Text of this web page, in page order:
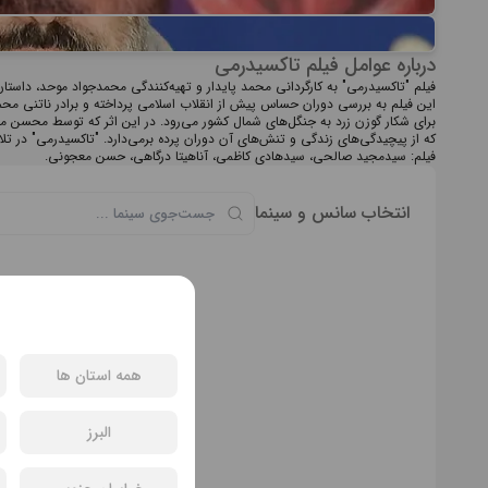
همه استان ها
البرز
درباره عوامل فیلم تاکسیدرمی
فیلم "تاکسیدرمی" به کارگردانی محمد پایدار و تهیه‌کنندگی محمدجواد موحد،
این فیلم به بررسی دوران حساس پیش از انقلاب اسلامی پرداخته و برادر
برای شکار گوزن زرد به جنگل‌های شمال کشور می‌رود. در این اثر که توسط محسن
که از پیچیدگی‌های زندگی و تنش‌های آن دوران پرده برمی‌دارد. "تاکسیدرمی" در
فیلم: سیدمجید صالحی، سیدهادی کاظمی، آناهیتا درگاهی، حسن معجونی.
انتخاب سانس و سینما